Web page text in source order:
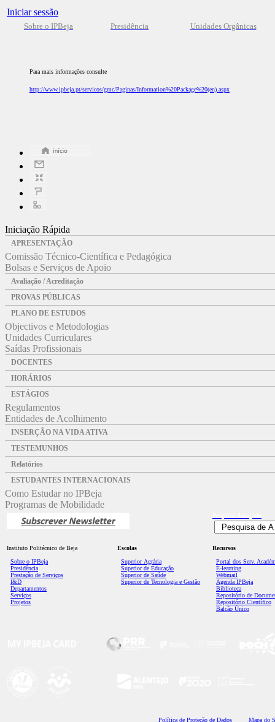
Iniciar sessão
Sobre o IPBeja Presidência Unidades Orgânicas
Para mais informações consulte
http://www.ipbeja.pt/servicos/gmc/Paginas/Information%20Package%20(en).aspx
Iniciação Rápida
APRESENTAÇÃO
Comissão Técnico-Científica e Pedagógica
Bolsas e Serviços de Apoio
Avaliação / Acreditação
PROVAS PÚBLICAS
PLANO DE ESTUDOS
Objectivos e Metodologias
Unidades Curriculares
Saídas Profissionais
DOCENTES
HORÁRIOS
ESTÁGIOS
Regulamentos
Entidades de Acolhimento
INSERÇÃO NA VIDA ATIVA
TESTEMUNHOS
Relatórios
ESTUDANTES INTERNACIONAIS
Como Estudar no IPBeja
Programas de Mobilidade
Instituto Politécnico de Beja
Sobre o IPBeja
Presidência
Prestação de Serviços
I&D
Departamentos
Serviços
Projetos
Escolas
Superior Agrária
Superior de Educação
Superior de Saúde
Superior de Tecnologia e Gestão
Recursos
Portal dos Serv.
E-learning
Webmail
Agenda IPBeja
Biblioteca
Repositório de
Repositório Científico
Balcão Único
Política de Proteção de Dados Mapa do